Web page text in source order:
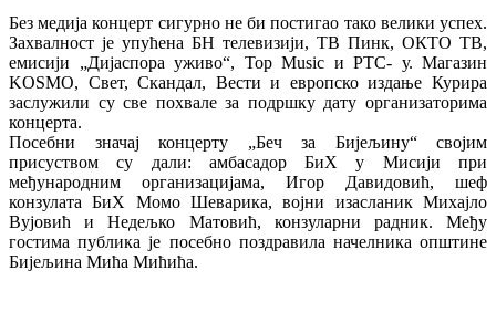
Без медија концерт сигурно не би постигао тако велики успех.
Захвалност је упућена БН телевизији, ТВ Пинк, ОКТО ТВ,
емисији „Дијаспора уживо“, Top Music и РТС- у. Магазин
KOSMO, Свет, Скандал, Вести и европско издање Курира
заслужили су све похвале за подршку дату организаторима
концерта.
Посебни значај концерту „Беч за Бијељину“ својим
присуством су дали: амбасадор БиХ у Мисији при
међународним организацијама, Игор Давидовић, шеф
конзулата БиХ Момо Шеварика, војни изасланик Михајло
Вујовић и Недељко Матовић, конзуларни радник. Међу
гостима публика је посебно поздравила начелника општине
Бијељина Мића Мићића.